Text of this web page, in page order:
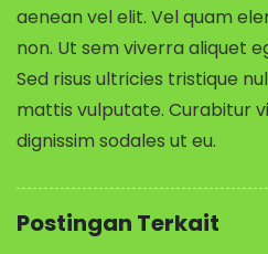
aenean vel elit. Vel quam
non. Ut sem viverra aliquet
Sed risus ultricies tristique
mattis vulputate. Curabitur
dignissim sodales ut eu.
Postingan Terkait